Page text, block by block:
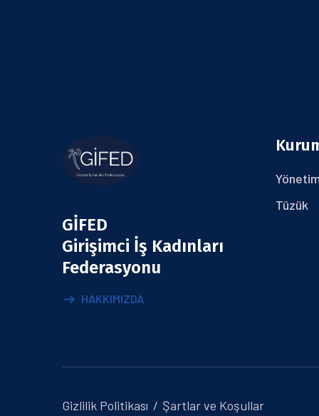
GİFED
Girişimci İş Kadınları
Federasyonu
HAKKIMIZDA
Tüzük
Gizlilik Politikası Şartlar ve Koşullar